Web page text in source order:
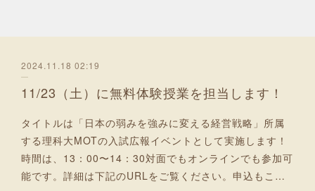
2024.11.18 02:19
11/23（土）に無料体験授業を担当します！
タイトルは「日本の弱みを強みに変える経営戦略」所属
する理科大MOTの入試広報イベントとして実施します！
時間は、13：00〜14：30対面でもオンラインでも参加可
能です。詳細は下記のURLをご覧ください。申込もこ…